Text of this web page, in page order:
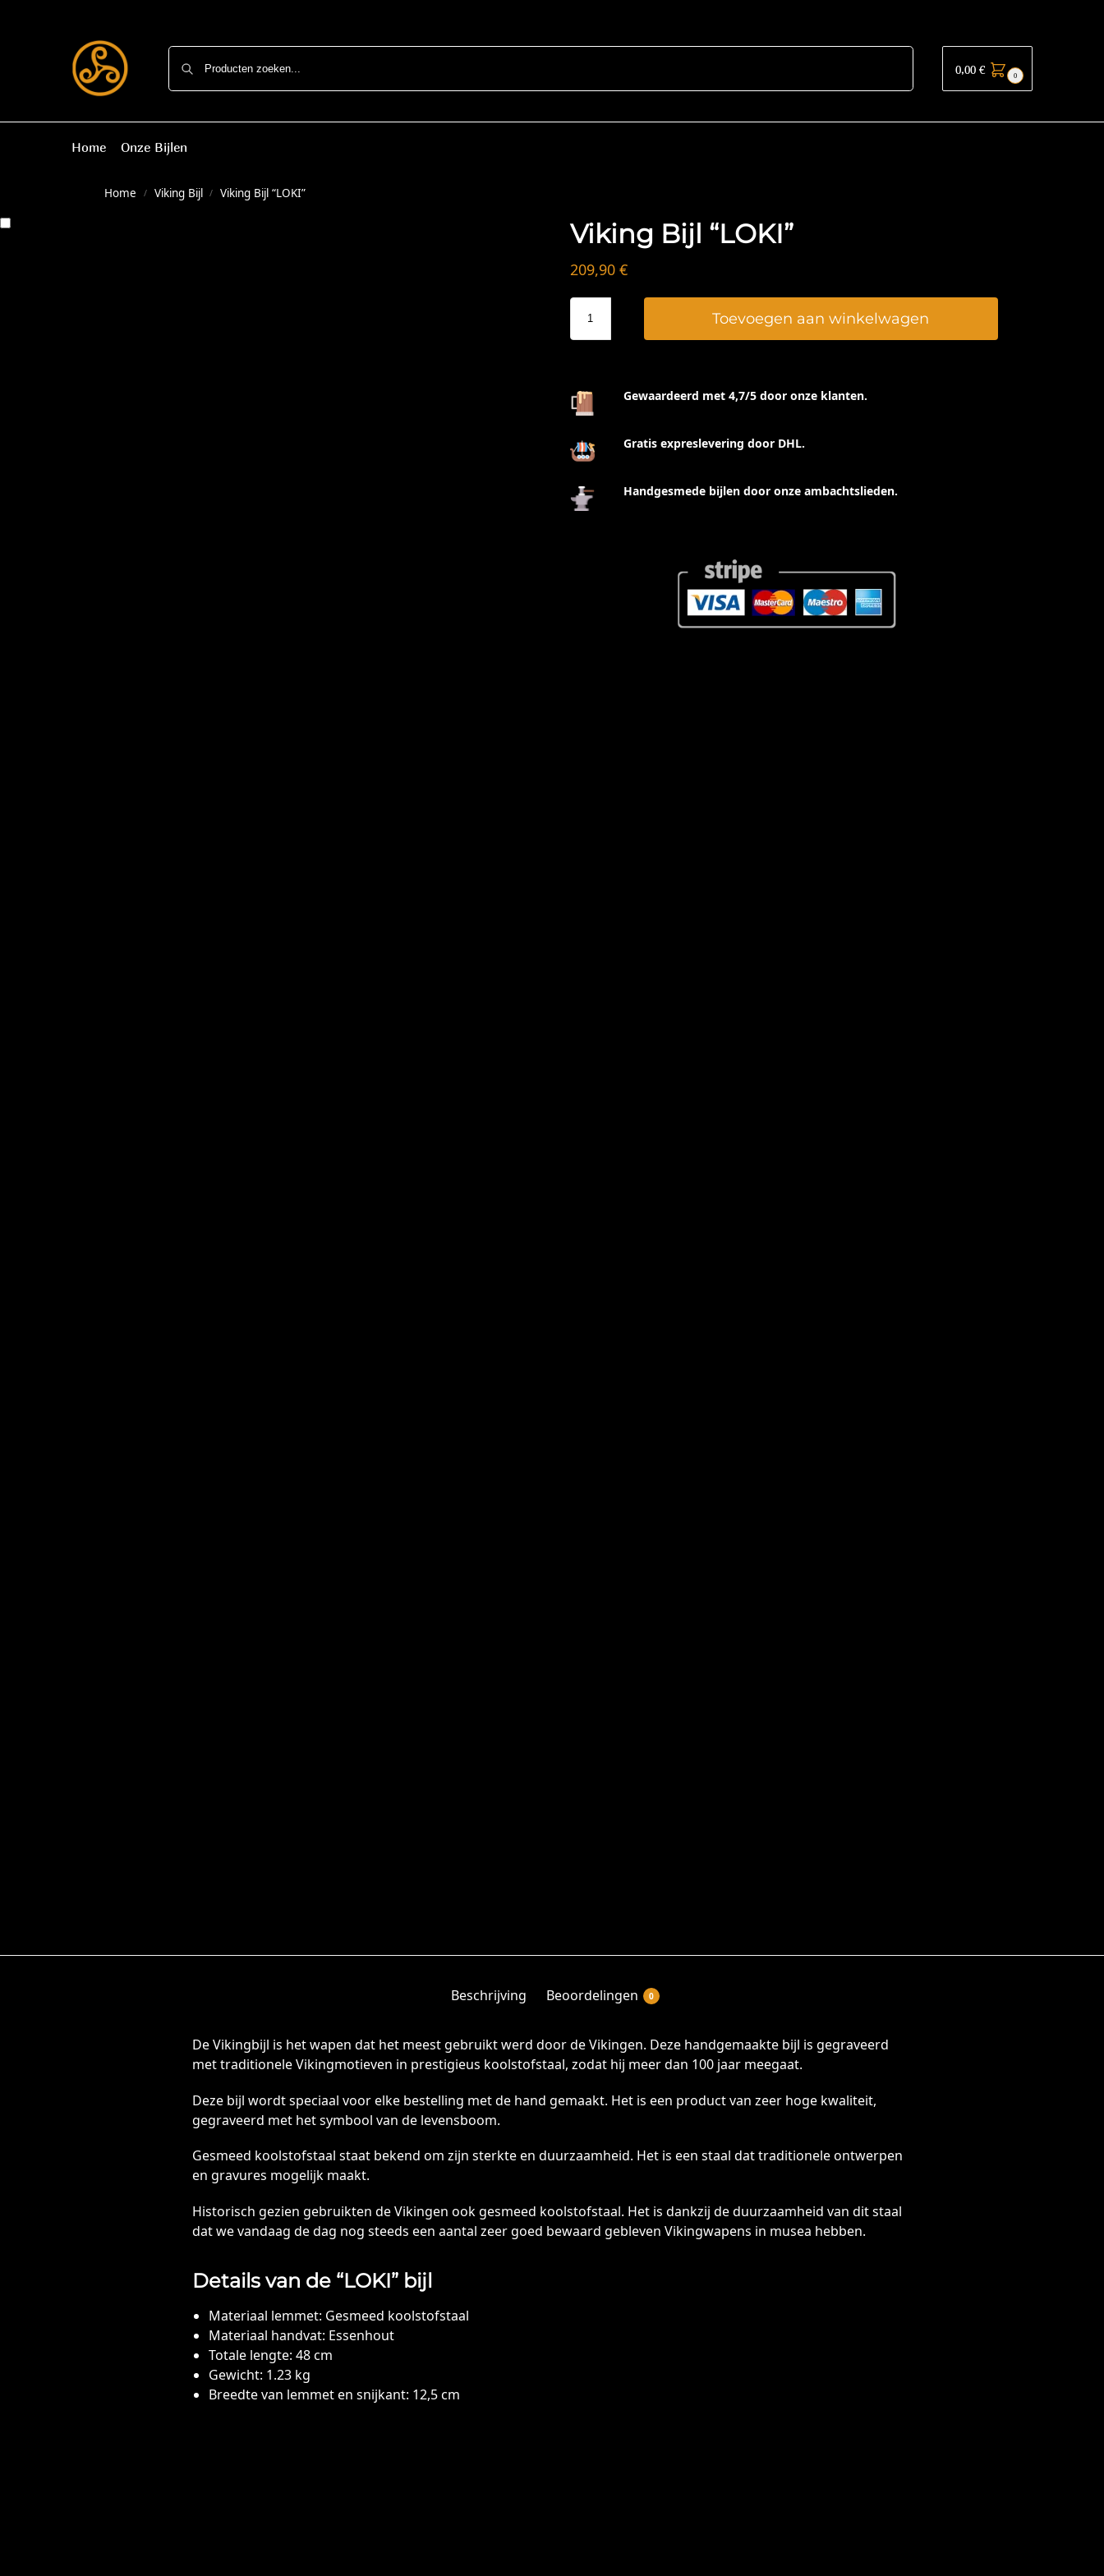
0,00 € 0
Home Onze Bijlen
Home / Viking Bijl / Viking Bijl “LOKI”
Viking Bijl “LOKI”
209,90 €
Toevoegen aan winkelwagen
Gewaardeerd met 4,7/5 door onze klanten.
Gratis expreslevering door DHL.
Handgesmede bijlen door onze ambachtslieden.
Beschrijving Beoordelingen 0
De Vikingbijl is het wapen dat het meest gebruikt werd door de Vikingen. Deze handgemaakte bijl is gegraveerd
met traditionele Vikingmotieven in prestigieus koolstofstaal, zodat hij meer dan 100 jaar meegaat.
Deze bijl wordt speciaal voor elke bestelling met de hand gemaakt. Het is een product van zeer hoge kwaliteit,
gegraveerd met het symbool van de levensboom.
Gesmeed koolstofstaal staat bekend om zijn sterkte en duurzaamheid. Het is een staal dat traditionele ontwerpen
en gravures mogelijk maakt.
Historisch gezien gebruikten de Vikingen ook gesmeed koolstofstaal. Het is dankzij de duurzaamheid van dit staal
dat we vandaag de dag nog steeds een aantal zeer goed bewaard gebleven Vikingwapens in musea hebben.
Details van de “LOKI” bijl
Materiaal lemmet: Gesmeed koolstofstaal
Materiaal handvat: Essenhout
Totale lengte: 48 cm
Gewicht: 1.23 kg
Breedte van lemmet en snijkant: 12,5 cm